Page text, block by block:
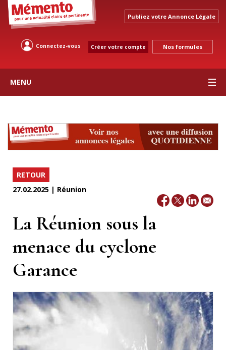
Publiez votre Annonce Légale
Connectez-vous Créer votre compte Nos formules
MENU
RETOUR
27.02.2025 | Réunion
La Réunion sous la
menace du cyclone
Garance